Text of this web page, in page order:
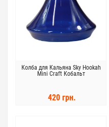
Колба для Кальяна Sky Hookah
Mini Craft Кобальт
420 грн.